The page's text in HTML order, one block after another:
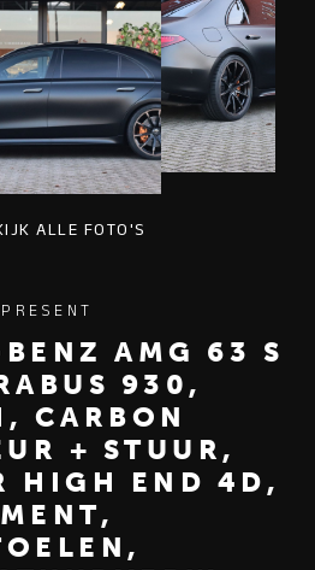
ALLE FOTO'S
AMG 63 S
930,
CARBON
+ STUUR,
HIGH END 4D,